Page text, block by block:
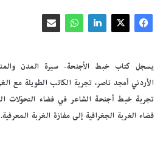
يسجل كتاب خبط الأجنحة- سيرة المدن
الأردني أمجد ناصر، تجربة الكاتب الطويلة مع
تجربة خبط أجنحة الشاعر في فضاء التحوّلات
فضاء الغربة الجغرافية إلى مفازة الغربة المعرفية.